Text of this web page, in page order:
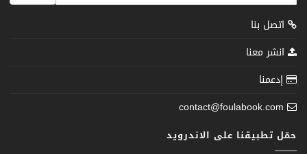
اتصل بنا
انشر معنا
إدعمنا
contact@foulabook.com
حمّل تطبيقنا على الاندرويد